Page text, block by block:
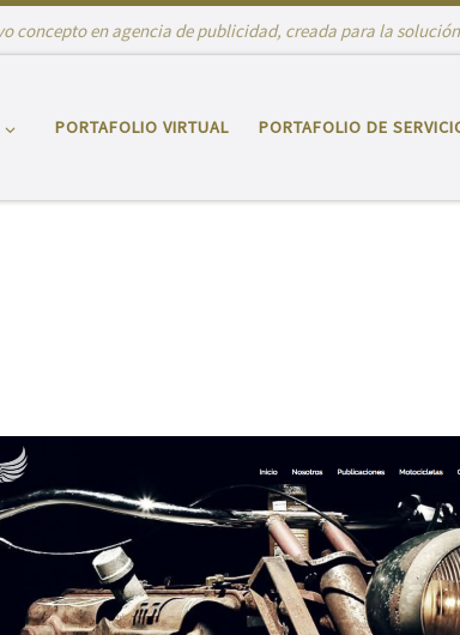
concepto en agencia de publicidad, creada para la
PORTAFOLIO VIRTUAL PORTAFOLIO DE